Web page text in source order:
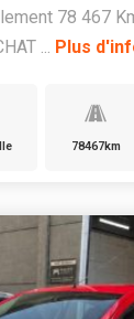
78 467
... Plus
78467km